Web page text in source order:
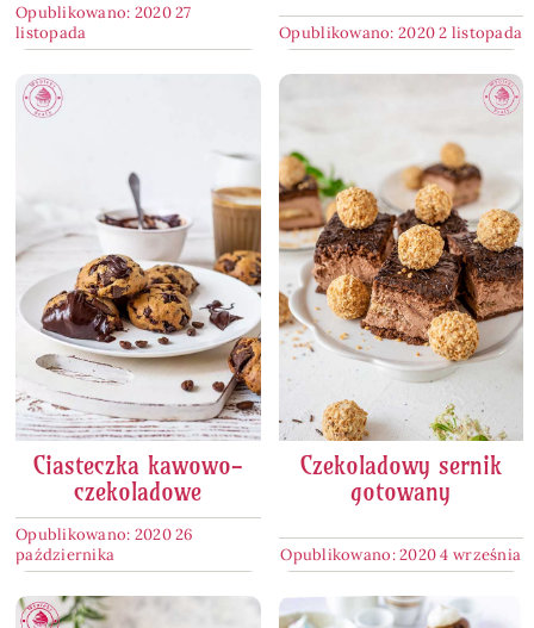
Opublikowano: 2020 27
listopada
Opublikowano: 2020 2 listopada
Ciasteczka kawowo-
czekoladowe
Opublikowano: 2020 26
października
Czekoladowy sernik
gotowany
Opublikowano: 2020 4 września